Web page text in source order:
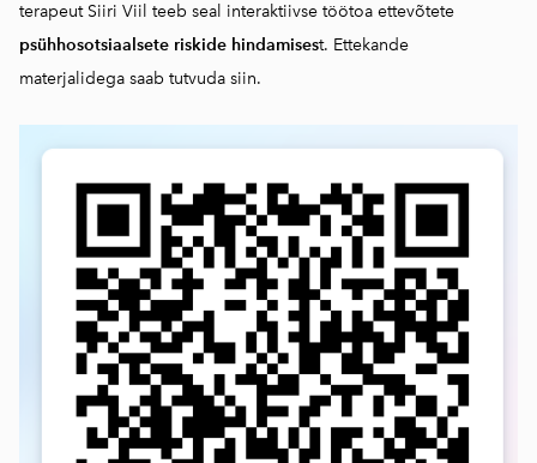
terapeut Siiri Viil teeb seal interaktiivse töötoa ettevõtete
psühhosotsiaalsete riskide hindamisest. Ettekande
materjalidega saab tutvuda siin.